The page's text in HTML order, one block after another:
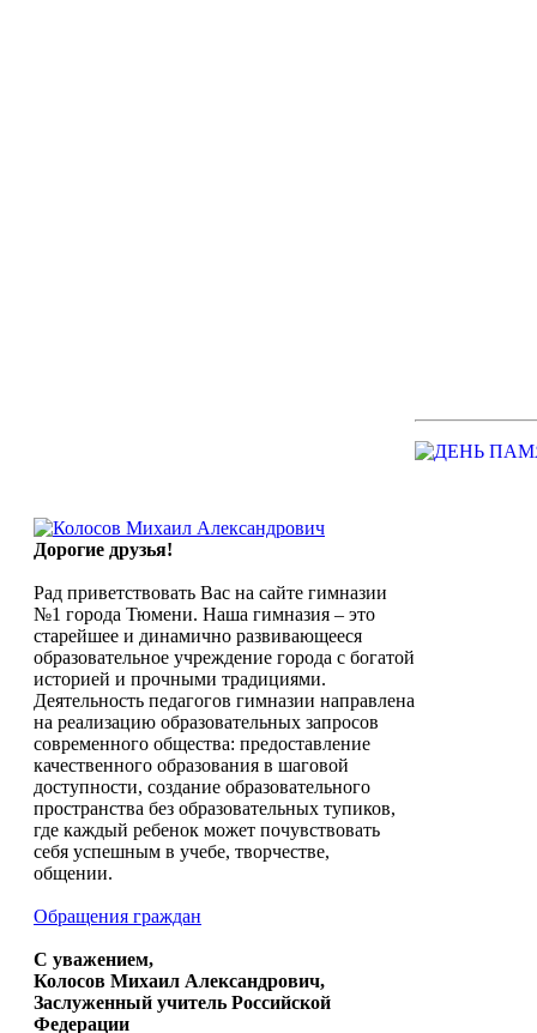
Дорогие друзья!
Рад приветствовать Вас на сайте гимназии
№1 города Тюмени. Наша гимназия – это
старейшее и динамично развивающееся
образовательное учреждение города с богатой
историей и прочными традициями.
Деятельность педагогов гимназии направлена
на реализацию образовательных запросов
современного общества: предоставление
качественного образования в шаговой
доступности, создание образовательного
пространства без образовательных тупиков,
где каждый ребенок может почувствовать
себя успешным в учебе, творчестве,
общении.
Обращения граждан
С уважением,
Колосов Михаил Александрович,
Заслуженный учитель Российской
Федерации